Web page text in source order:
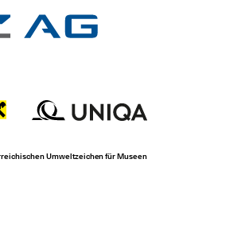
Umweltzeichen für Museen